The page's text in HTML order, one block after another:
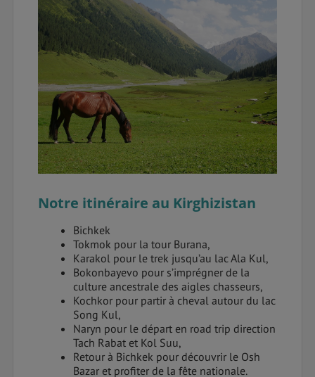
Notre itinéraire au Kirghizistan
Bichkek
Tokmok pour la tour Burana,
Karakol pour le trek jusqu’au lac Ala Kul,
Bokonbayevo pour s’imprégner de la
culture ancestrale des aigles chasseurs,
Kochkor pour partir à cheval autour du lac
Song Kul,
Naryn pour le départ en road trip direction
Tach Rabat et Kol Suu,
Retour à Bichkek pour découvrir le Osh
Bazar et profiter de la fête nationale.